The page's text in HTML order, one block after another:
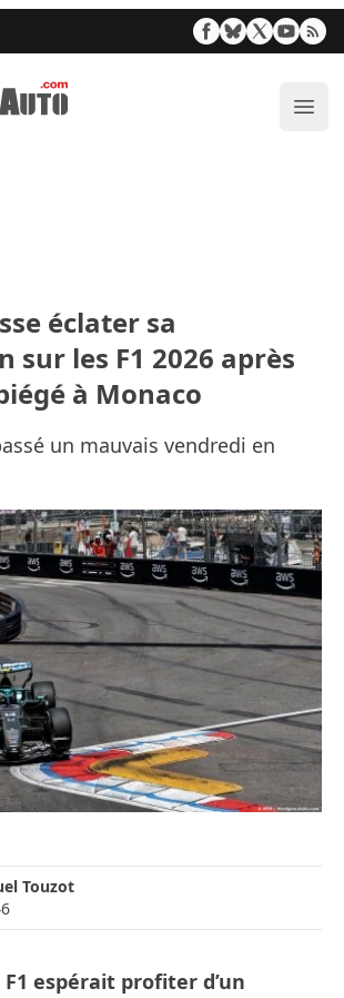
éclater sa
les F1 2026 après
à Monaco
un mauvais vendredi en
Touzot
espérait profiter d’un